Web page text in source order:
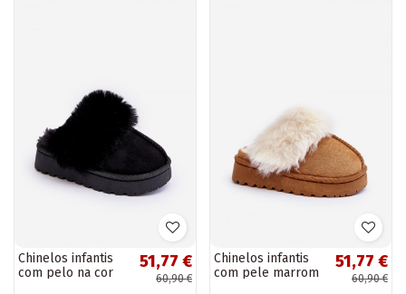
Chinelos infantis
com pelo na cor
51,77 €
60,90 €
Chinelos infantis
com pele marrom
51,77 €
60,90 €